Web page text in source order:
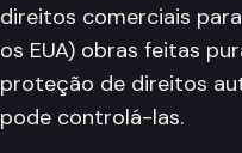
direitos comerciais
os EUA) obras feitas
proteção de direitos
pode controlá-las.